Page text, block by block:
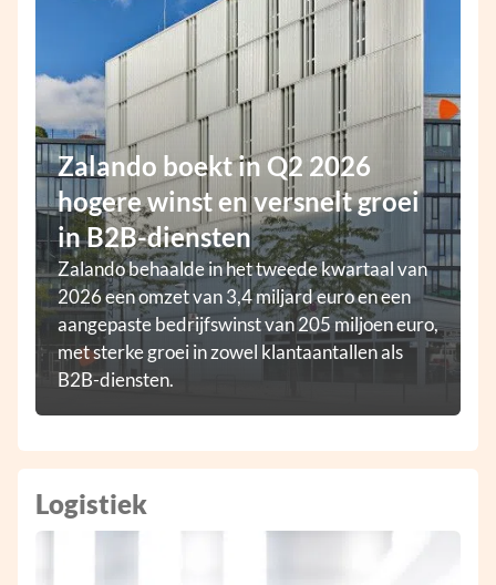
Zalando boekt in Q2 2026
hogere winst en versnelt groei
in B2B-diensten
Zalando behaalde in het tweede kwartaal van
2026 een omzet van 3,4 miljard euro en een
aangepaste bedrijfswinst van 205 miljoen euro,
met sterke groei in zowel klantaantallen als
B2B-diensten.
Logistiek